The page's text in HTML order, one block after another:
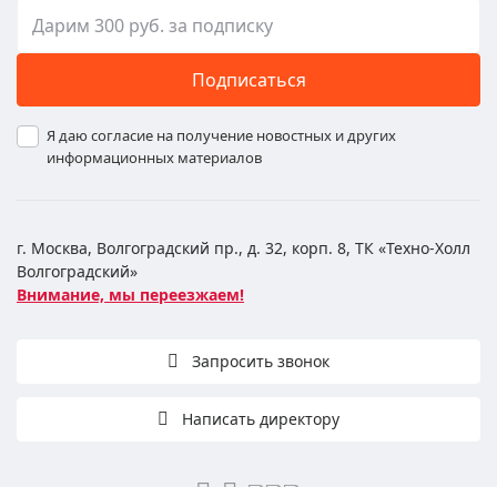
Подписаться
Я даю согласие на получение новостных и других
информационных материалов
г. Москва, Волгоградский пр., д. 32, корп. 8, ТК «Техно-Холл
Волгоградский»
Внимание, мы переезжаем!
Запросить звонок
Написать директору